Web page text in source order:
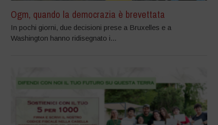
Ogm, quando la democrazia è brevettata
In pochi giorni, due decisioni prese a Bruxelles e a
Washington hanno ridisegnato i...